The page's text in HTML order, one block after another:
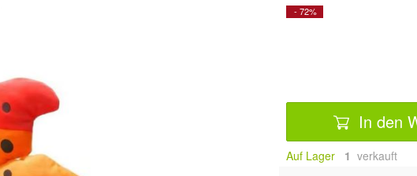
- 72%
In den
Auf Lager 1 verkauft